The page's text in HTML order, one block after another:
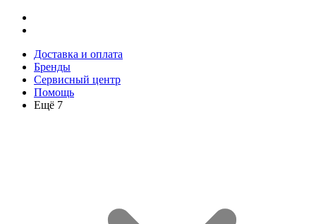
Доставка и оплата
Бренды
Сервисный центр
Помощь
Ещё 7